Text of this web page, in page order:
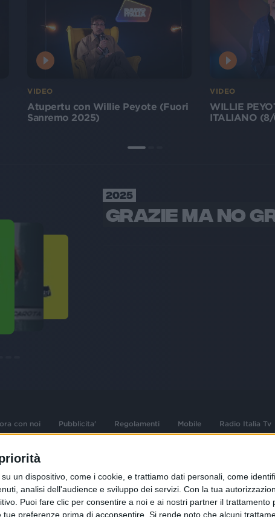
un dispositivo, come i cookie, e trattiamo dati personali, come
analisi dell'audience e sviluppo dei servizi. Con la tua
Puoi fare clic per consentire a noi e ai nostri partner il
preferenze prima di acconsentire. Si rende noto che alcuni
VIDEO
Atupertu con Willie Peyote (Fuori
Sanremo 2025)
VIDEO
WILLIE
ITALIANO
2025
GRAZIE MA NO
con noi Pubblicita' Regolamenti Mobile Radio Italia Tv
d'autore e dei diritti
C.F. e n° iscrizione
n°286 - 3 Aprile
02 25444220
Sede Legale: Via Savona 97, 20144